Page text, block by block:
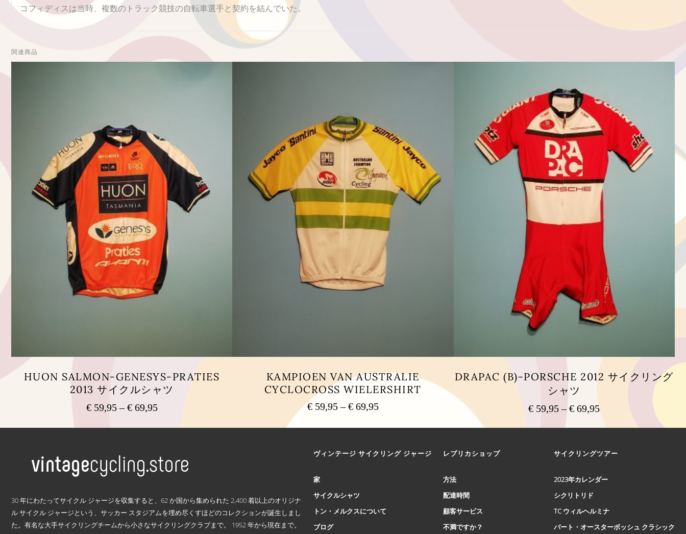
コフィディスは当時、複数のトラック競技の自転車選手と契約を結んでいた。
関連商品
HUON SALMON-GENESYS-PRATIES
2013 サイクルシャツ
€59,95 –€69,95価
–
€ 69,95
品
に
数
リ
KAMPIOEN VAN AUSTRALIE
CYCLOCROSS WIELERSHIRT
€59,95 –€69,95価
–
品
数
の
DRAPAC (B)-PORSCHE 2012 サイクリング
シャツ
€ 59,95 –€ 69,95価
格
€ 59,95
品
は
数
の
リ
30 年にわたってサイクル ジャージを収集すると、62 か国から集められた 2,400 着以上のオリジナ
ル サイクル ジャージという、サッカー スタジアムを埋め尽くすほどのコレクションが誕生しまし
た。有名な大手サイクリングチームから小さなサイクリングクラブまで。 1952 年から現在まで。
ヴィンテージ サイクリング ジャージ
家
サイクルシャツ
トン・メルクスについて
ブログ
レプリカショップ
方法
配達時間
顧客サービス
不満ですか？
サイクリングツアー
2023年カレンダー
シクリトリド
TC ウィルヘルミナ
バート・オースターボッシュ クラシック